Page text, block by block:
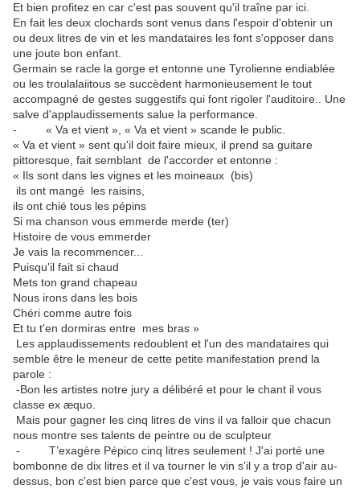
Et bien profitez en car c'est pas souvent qu'il traîne par ici.
En fait les deux clochards sont venus dans l'espoir d'obtenir un
ou deux litres de vin et les mandataires les font s'opposer dans
une joute bon enfant.
Germain se racle la gorge et entonne une Tyrolienne endiablée
ou les troulalaiitous se succèdent harmonieusement le tout
accompagné de gestes suggestifs qui font rigoler l'auditoire.. Une
salve d'applaudissements salue la performance.
- « Va et vient », « Va et vient » scande le public.
« Va et vient » sent qu'il doit faire mieux, il prend sa guitare
pittoresque, fait semblant de l'accorder et entonne :
« Ils sont dans les vignes et les moineaux (bis)
ils ont mangé les raisins,
ils ont chié tous les pépins
Si ma chanson vous emmerde merde (ter)
Histoire de vous emmerder
Je vais la recommencer...
Puisqu'il fait si chaud
Mets ton grand chapeau
Nous irons dans les bois
Chéri comme autre fois
Et tu t'en dormiras entre mes bras »
Les applaudissements redoublent et l'un des mandataires qui
semble être le meneur de cette petite manifestation prend la
parole :
-Bon les artistes notre jury a délibéré et pour le chant il vous
classe ex æquo.
Mais pour gagner les cinq litres de vins il va falloir que chacun
nous montre ses talents de peintre ou de sculpteur
- T’exagère Pépico cinq litres seulement ! J'ai porté une
bombonne de dix litres et il va tourner le vin s'il y a trop d'air au-
dessus, bon c'est bien parce que c'est vous, je vais vous faire un